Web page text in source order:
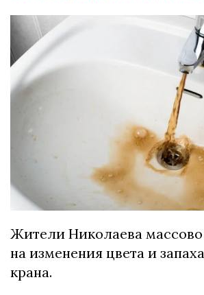
Жители Николаева
на изменения цвета и
крана.